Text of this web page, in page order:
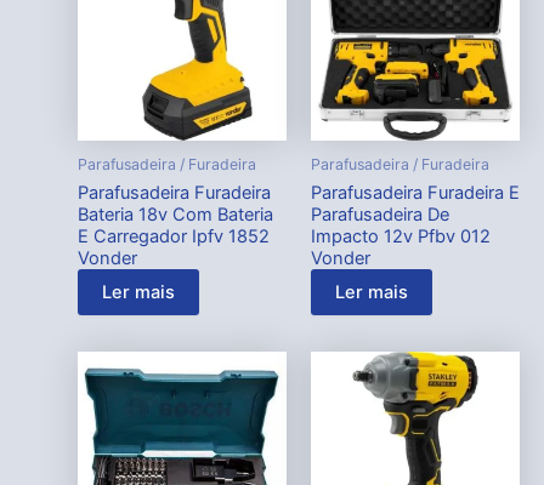
Parafusadeira / Furadeira
Parafusadeira Furadeira
Bateria 18v Com Bateria
E Carregador Ipfv 1852
Vonder
Ler mais
Parafusadeira / Furadeira
Parafusadeira Furadeira E
Parafusadeira De
Impacto 12v Pfbv 012
Vonder
Ler mais